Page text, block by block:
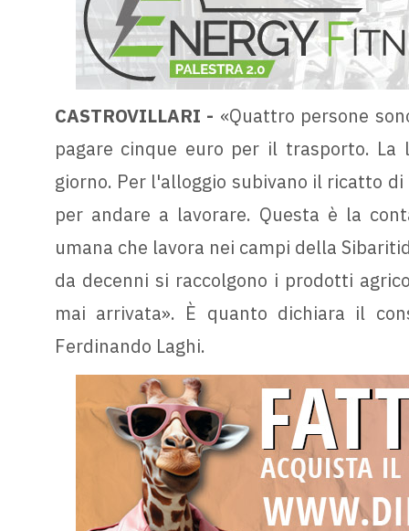
CASTROVILLARI - «Quattro persone
pagare cinque euro per il trasporto.
giorno. Per l'alloggio subivano il ricatto
per andare a lavorare. Questa è la
umana che lavora nei campi della
da decenni si raccolgono i prodotti
mai arrivata». È quanto dichiara il
Ferdinando Laghi.